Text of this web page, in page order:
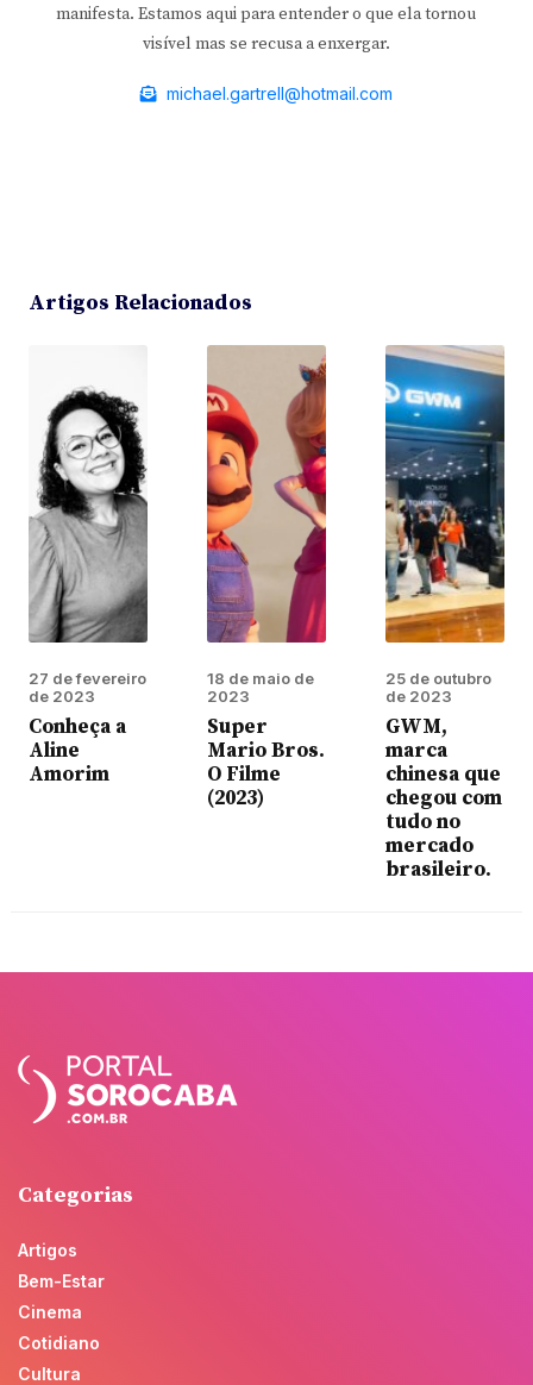
manifesta. Estamos aqui para entender o que ela tornou
visível mas se recusa a enxergar.
michael.gartrell@hotmail.com
Artigos Relacionados
27 de fevereiro
de 2023
Conheça a
Aline
Amorim
18 de maio de
2023
Super
Mario Bros.
O Filme
(2023)
25 de outubro
de 2023
GWM,
marca
chinesa que
chegou com
tudo no
mercado
brasileiro.
Categorias
Artigos
Bem-Estar
Cinema
Cotidiano
Cultura